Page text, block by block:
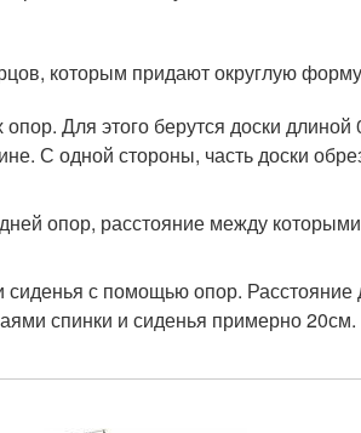
которым придают округлую форму
Для этого берутся доски длиной
С одной стороны, часть доски
опор, расстояние между
сиденья с помощью опор.
спинки и сиденья примерно 20см.